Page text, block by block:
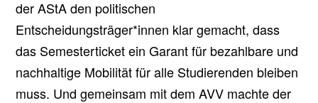
der AStA den politischen
Entscheidungsträger*innen klar gemacht, dass
das Semesterticket ein Garant für bezahlbare und
nachhaltige Mobilität für alle Studierenden bleiben
muss. Und gemeinsam mit dem AVV machte der